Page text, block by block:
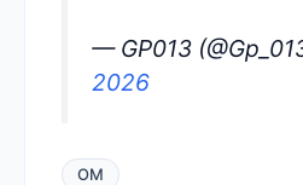
— GP013
2026
OM